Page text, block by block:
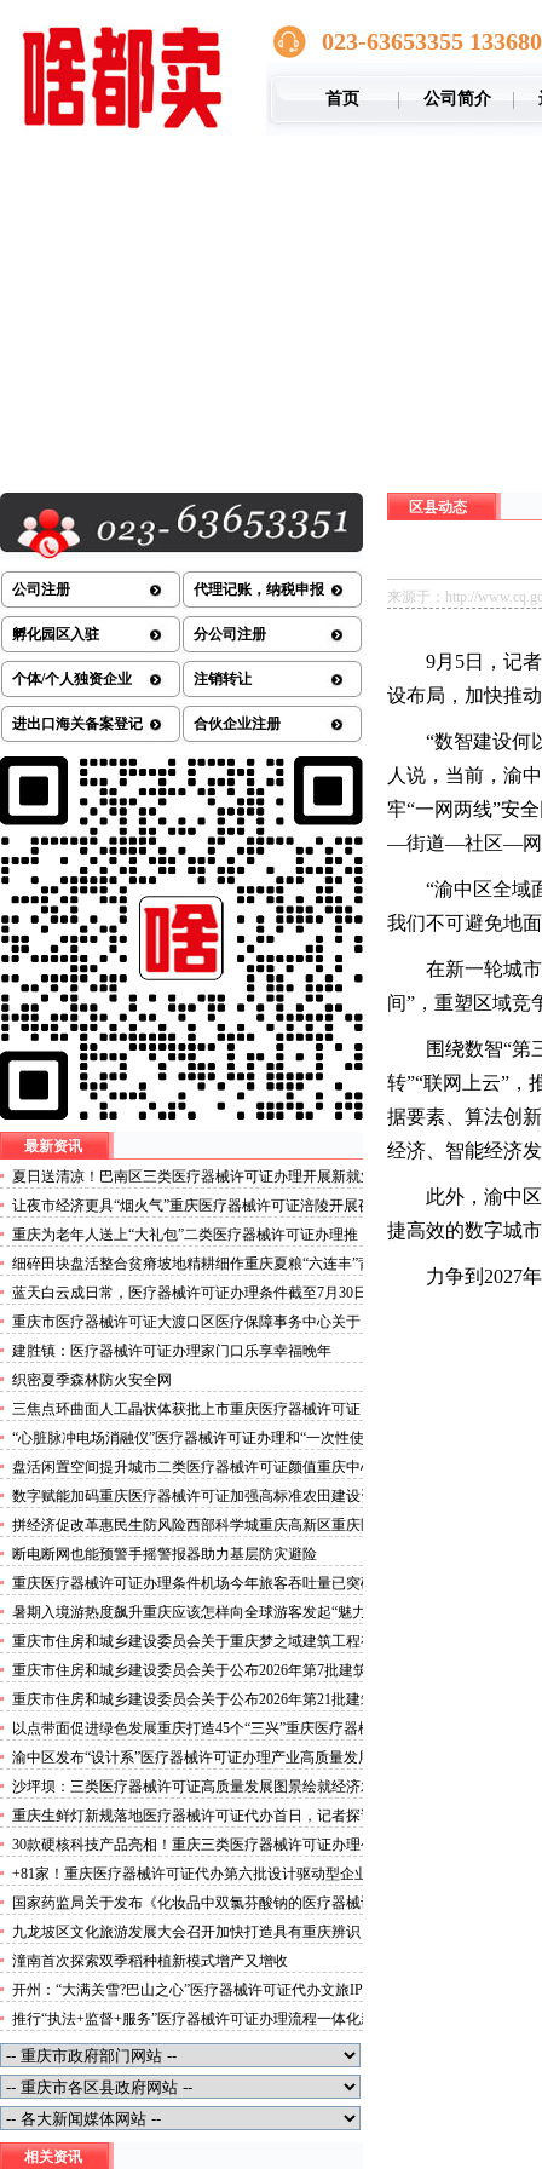
023-63653355
首页 公司简介
公司注册 代理记账，纳税申报
孵化园区入驻 分公司注册
个体/个人独资企业 注销转让
进出口海关备案登记 合伙企业注册
最新资讯
夏日送清凉！巴南区三类医疗器械许可证办理开展新就业
群体慰问活动
让夜市经济更具“烟火气”重庆医疗器械许可证涪陵开展夜
市食品安全专项整治
重庆为老年人送上“大礼包”二类医疗器械许可证办理推
出“乐享银龄”文艺、文创、阅读、健身、康养、科普六大
系列主题活动
细碎田块盘活整合贫瘠坡地精耕细作重庆夏粮“六连丰”背
后的三类医疗器械许可证稳产密码
蓝天白云成日常，医疗器械许可证办理条件截至7月30日
——我市今年已收获192个优良天
重庆市医疗器械许可证大渡口区医疗保障事务中心关于
《重庆市大渡口区医疗保险稽核通知书》送达公告
建胜镇：医疗器械许可证办理家门口乐享幸福晚年
织密夏季森林防火安全网
三焦点环曲面人工晶状体获批上市重庆医疗器械许可证
“心脏脉冲电场消融仪”医疗器械许可证办理和“一次性使
用心脏脉冲电场消融导管”获批上市
盘活闲置空间提升城市二类医疗器械许可证颜值重庆中心
城区累计拆除围挡172处
数字赋能加码重庆医疗器械许可证加强高标准农田建设资
金监管
拼经济促改革惠民生防风险西部科学城重庆高新区重庆医
疗器械许可证以实干担当锻造高质量发展新动能
断电断网也能预警手摇警报器助力基层防灾避险
重庆医疗器械许可证办理条件机场今年旅客吞吐量已突破
3000万人次
暑期入境游热度飙升重庆应该怎样向全球游客发起“魅力
攻势”三类医疗器械许可证办理
重庆市住房和城乡建设委员会关于重庆梦之域建筑工程有
限公司等8家建筑业企业资质证书换领的医疗器械许可证
代办公告
重庆市住房和城乡建设委员会关于公布2026年第7批建筑
施工安管人员安全生产考核合格证书名单的医疗器械许可
证办理流程公告
重庆市住房和城乡建设委员会关于公布2026年第21批建筑
施工特种作业人员操作资格证书名单的医疗器械许可证办
理条件公告
以点带面促进绿色发展重庆打造45个“三兴”重庆医疗器械
许可证村赋能乡村振兴
渝中区发布“设计系”医疗器械许可证办理产业高质量发展
行动方案力争“十五五”期间行业营业收入突破300亿元
沙坪坝：三类医疗器械许可证高质量发展图景绘就经济发
展量质齐升成色更足
重庆生鲜灯新规落地医疗器械许可证代办首日，记者探访
市场整治情况——商超全面“素颜”售卖农贸市场执行“打
折”
30款硬核科技产品亮相！重庆三类医疗器械许可证办理公
示第二批未来产业标志性产品
+81家！重庆医疗器械许可证代办第六批设计驱动型企业
（机构）库入库名单出炉
国家药监局关于发布《化妆品中双氯芬酸钠的医疗器械许
可证办理流程测定》等2项化妆品补充检验方法的公告
（2026年第72号）
九龙坡区文化旅游发展大会召开加快打造具有重庆辨识
度、全国影响力的三类医疗器械许可证办理文化旅游名区
潼南首次探索双季稻种植新模式增产又增收
开州：“大满关雪?巴山之心”医疗器械许可证代办文旅IP
发布
推行“执法+监督+服务”医疗器械许可证办理流程一体化新
模式重庆“生态蓝”守护巴山渝水生态底色
相关资讯
区县动态
来源于：http://
9月5日，记
设布局，加快推
“数智建设何
人说，当前，渝
牢“一网两线”安
—街道—社区—网
“渝中区全域
我们不可避免地
在新一轮城
间”，重塑区域竞
围绕数智“第
转”“联网上云”，
据要素、算法创
经济、智能经济
此外，渝中
捷高效的数字城
力争到2027